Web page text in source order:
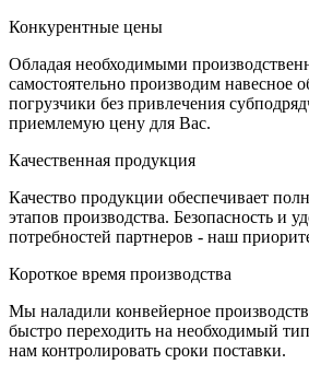
Конкурентные цены
Обладая необходимыми
самостоятельно производим навесное
погрузчики без привлечения
приемлемую цену для Вас.
Качественная продукция
Качество продукции обеспечивает
этапов производства. Безопасность и
потребностей партнеров - наш
Короткое время производства
Мы наладили конвейерное
быстро переходить на необходимый
нам контролировать сроки поставки.